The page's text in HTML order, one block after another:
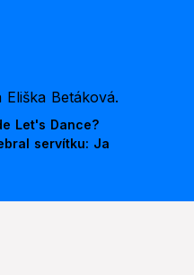
Let's Dance?
servítku: Ja